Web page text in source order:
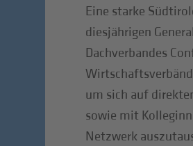
Eine starke
diesjährigen
Dachverbandes
um sich auf
sowie mit
Netzwerk